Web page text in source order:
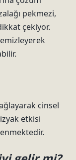
pekmezi,
çekiyor.
cinsel
etkisi